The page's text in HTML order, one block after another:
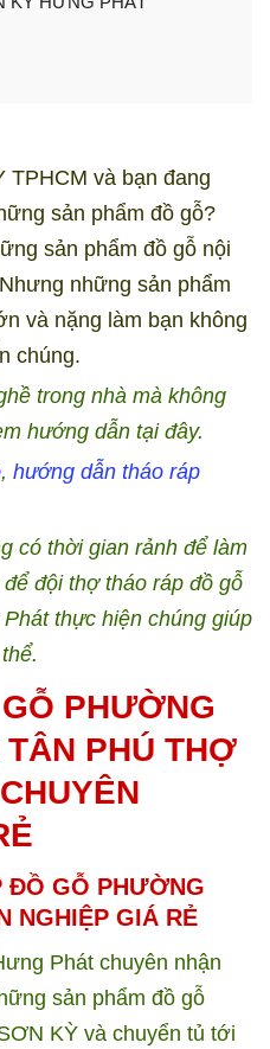
và bạn đang
sản phẩm đồ gỗ?
sản phẩm đồ gỗ nội
những sản phẩm
và nặng làm bạn không
chúng.
trong nhà mà không
hướng dẫn tại đây.
, hướng dẫn tháo ráp
có thời gian rảnh để làm
đội thợ tháo ráp đồ gỗ
thực hiện chúng giúp
PHƯỜNG
PHÚ THỢ
ĐỒ GỖ PHƯỜNG
NGHIỆP GIÁ RẺ
Phát chuyên nhận
sản phẩm đồ gỗ
KỲ và chuyển tủ tới